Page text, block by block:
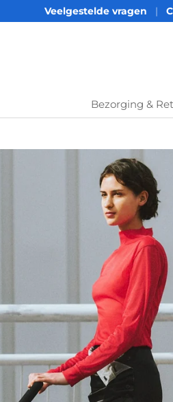
Veelgestelde vragen
Bezorging &